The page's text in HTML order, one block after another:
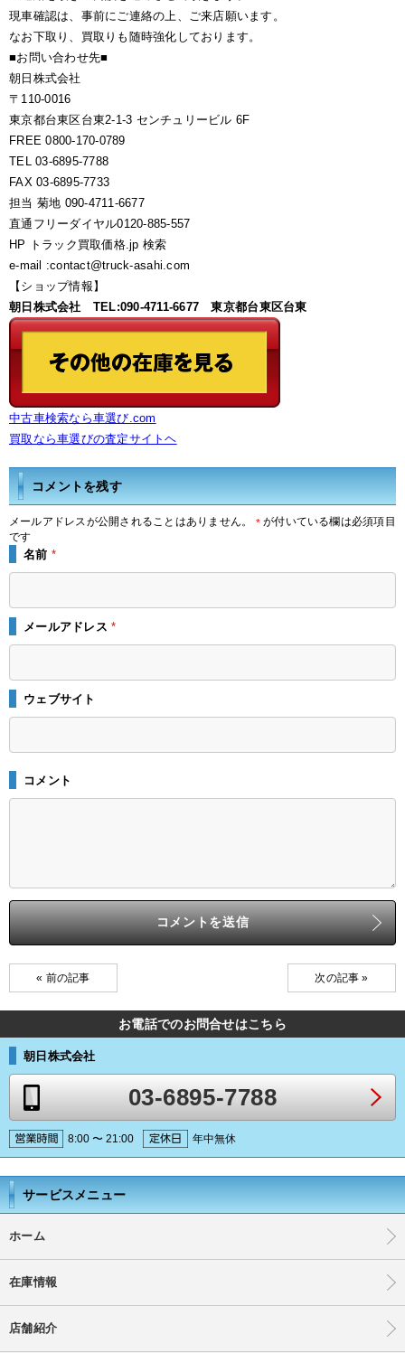
現車確認は、事前にご連絡の上、ご来店願います。
なお下取り、買取りも随時強化しております。
■お問い合わせ先■
朝日株式会社
〒110-0016
東京都台東区台東2-1-3 センチュリービル 6F
FREE 0800-170-0789
TEL 03-6895-7788
FAX 03-6895-7733
担当 菊地 090-4711-6677
直通フリーダイヤル0120-885-557
HP トラック買取価格.jp 検索
e-mail :contact@truck-asahi.com
【ショップ情報】
朝日株式会社 TEL:090-4711-6677 東京都台東区台東
中古車検索なら車選び.com
買取なら車選びの査定サイトヘ
コメントを残す
メールアドレスが公開されることはありません。 *が付いている欄は必須項目
です
名前 *
メールアドレス*
ウェブサイト
コメント
« 前の記事 次の記事 »
お電話でのお問合せはこちら
朝日株式会社
03-6895-7788
8:00 〜 21:00 年中無休
サービスメニュー
ホーム
在庫情報
店舗紹介